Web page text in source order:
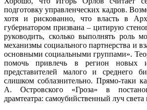
подготовку управленческих кадров.
хотя и рискованно, что власть в
губернатором призвана – цитирую
руководить, сколько выполнять роль
механизмы социального партнерства и
основными социальными группами».
помочь привлечь в регион новых
представителей малого и среднего
слишком соблазнительно. Прямо-таки
А. Островского «Гроза» в
драмтеатра: самоубийственный луч